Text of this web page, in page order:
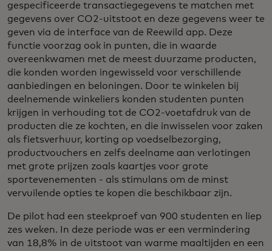
gespecificeerde transactiegegevens te matchen met
gegevens over CO2-uitstoot en deze gegevens weer te
geven via de interface van de Reewild app. Deze
functie voorzag ook in punten, die in waarde
overeenkwamen met de meest duurzame producten,
die konden worden ingewisseld voor verschillende
aanbiedingen en beloningen. Door te winkelen bij
deelnemende winkeliers konden studenten punten
krijgen in verhouding tot de CO2-voetafdruk van de
producten die ze kochten, en die inwisselen voor zaken
als fietsverhuur, korting op voedselbezorging,
productvouchers en zelfs deelname aan verlotingen
met grote prijzen zoals kaartjes voor grote
sportevenementen - als stimulans om de minst
vervuilende opties te kopen die beschikbaar zijn.
De pilot had een steekproef van 900 studenten en liep
zes weken. In deze periode was er een vermindering
van 18,8% in de uitstoot van warme maaltijden en een